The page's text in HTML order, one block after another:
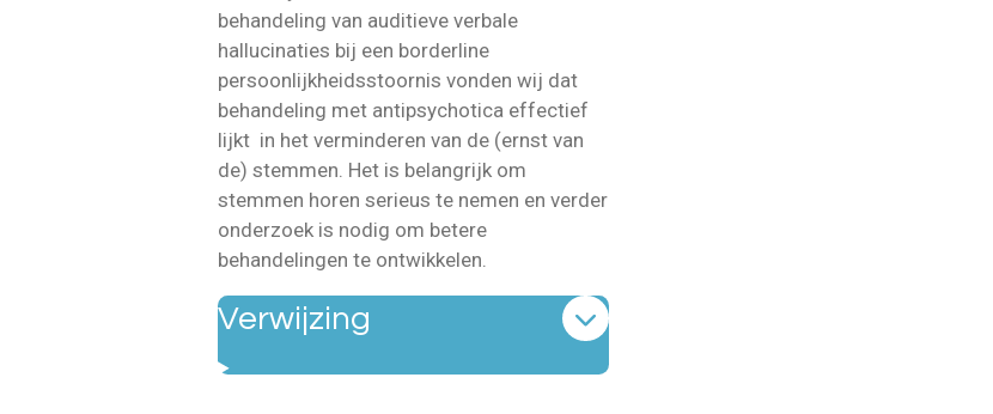
behandeling van auditieve verbale
hallucinaties bij een borderline
persoonlijkheidsstoornis vonden wij dat
behandeling met antipsychotica effectief
lijkt in het verminderen van de (ernst van
de) stemmen. Het is belangrijk om
stemmen horen serieus te nemen en verder
onderzoek is nodig om betere
behandelingen te ontwikkelen.
Verwijzing